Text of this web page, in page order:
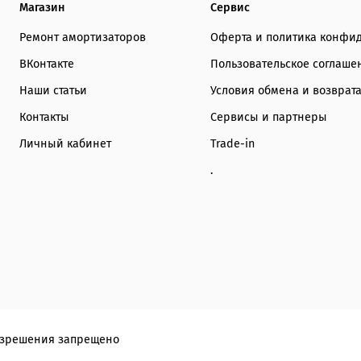
Внимание! Внешний
изображений на
комплектности
является показателем
Магазин
Ремонт амортизаторов
ВКонтакте
Наши статьи
Контакты
Личный кабинет
Сервис
Оферта и политика
Пользовательское
Условия обмена и возврата
Сервисы и партнеры
Trade-in
.
запрещено